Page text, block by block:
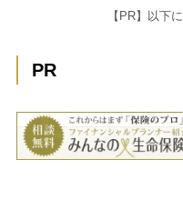
【PR】以下
PR